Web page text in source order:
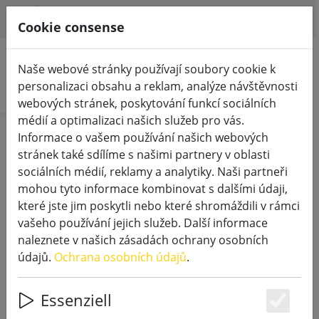
Hledat produkty
Home LED svíčky
LED svíčky z pravého vosku v
interiéru
14 Products
Unterkategorien
Cookie consense
Naše webové stránky používají soubory cookie k
personalizaci obsahu a reklam, analýze návštěvnosti
webových stránek, poskytování funkcí sociálních
médií a optimalizaci našich služeb pro vás.
Informace o vašem používání našich webových
stránek také sdílíme s našimi partnery v oblasti
sociálních médií, reklamy a analytiky. Naši partneři
mohou tyto informace kombinovat s dalšími údaji,
které jste jim poskytli nebo které shromáždili v rámci
vašeho používání jejich služeb. Další informace
naleznete v našich zásadách ochrany osobních
údajů. Ochrana osobních údajů.
Essenziell